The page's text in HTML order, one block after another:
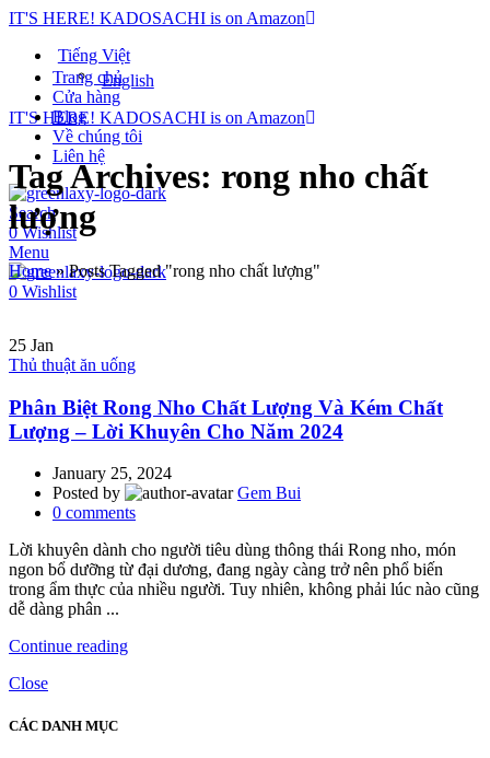
IT'S HERE! KADOSACHI is on Amazon
Tiếng Việt
English
IT'S HERE! KADOSACHI is on Amazon
Trang chủ
Cửa hàng
Blog
Về chúng tôi
Liên hệ
Search
0Wishlist
Menu
0 Wishlist
Tag Archives: rong nho chất
lượng
Home»Posts Tagged "rong nho chất lượng"
25 Jan
Thủ thuật ăn uống
Phân Biệt Rong Nho Chất Lượng Và Kém Chất
Lượng – Lời Khuyên Cho Năm 2024
January 25, 2024
Posted by
Gem Bui
0 comments
Lời khuyên dành cho người tiêu dùng thông thái Rong nho, món
ngon bổ dưỡng từ đại dương, đang ngày càng trở nên phổ biến
trong ẩm thực của nhiều người. Tuy nhiên, không phải lúc nào cũng
dễ dàng phân ...
Continue reading
Close
CÁC DANH MỤC